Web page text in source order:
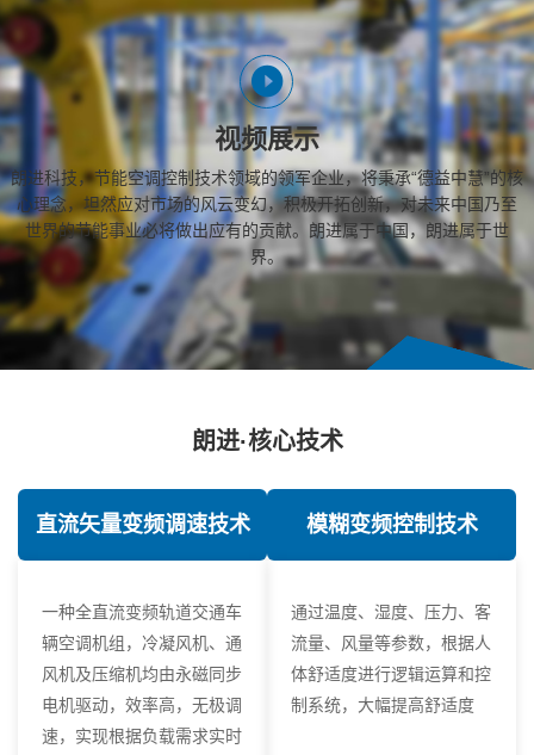
视频展示
朗进科技，节能空调控制技术领域的领军企业，将秉承“德益中慧”的核
心理念，坦然应对市场的风云变幻，积极开拓创新，对未来中国乃至
世界的节能事业必将做出应有的贡献。朗进属于中国，朗进属于世
界。
朗进·核心技术
直流矢量变频调速技术
一种全直流变频轨道交通车
辆空调机组，冷凝风机、通
风机及压缩机均由永磁同步
电机驱动，效率高，无极调
速，实现根据负载需求实时
模糊变频控制技术
通过温度、湿度、压力、客
流量、风量等参数，根据人
体舒适度进行逻辑运算和控
制系统，大幅提高舒适度